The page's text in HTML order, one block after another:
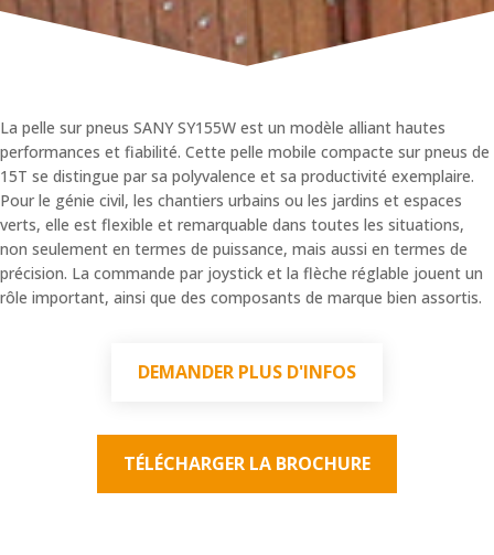
La pelle sur pneus SANYSY155W est un modèle alliant hautes
performances et fiabilité. Cette pelle mobile compacte sur pneus de
15T se distingue par sa polyvalence et sa productivité exemplaire.
Pour le génie civil, les chantiers urbains ou les jardins et espaces
verts, elle est flexible et remarquable dans toutes les situations,
non seulement en termes de puissance, mais aussi en termes de
précision. La commande par joystick et la flèche réglable jouent un
rôle important, ainsi que des composants de marque bien assortis.
DEMANDER PLUS D'INFOS
TÉLÉCHARGER LA BROCHURE